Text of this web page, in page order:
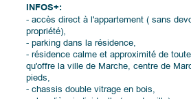
INFOS+:
- accès direct à l'appartement ( sans
propriété),
- parking dans la résidence,
- résidence calme et approximité de
qu'offre la ville de Marche, centre de
pieds,
- chassis double vitrage en bois,